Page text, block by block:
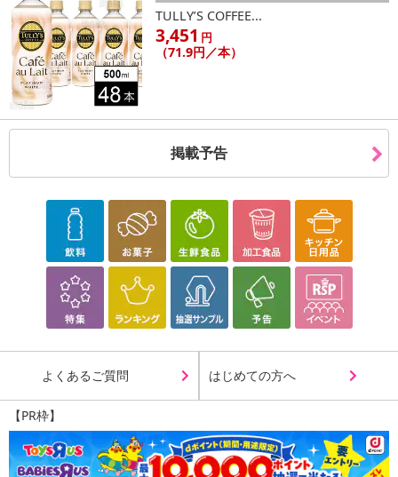
TULLY’S COFFEE...
3,451 円
（71.9円／本）
掲載予告
よくあるご質問 はじめての方へ
【PR枠】